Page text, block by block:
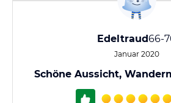
Edeltraud66-
Januar 2020
Schöne Aussicht,